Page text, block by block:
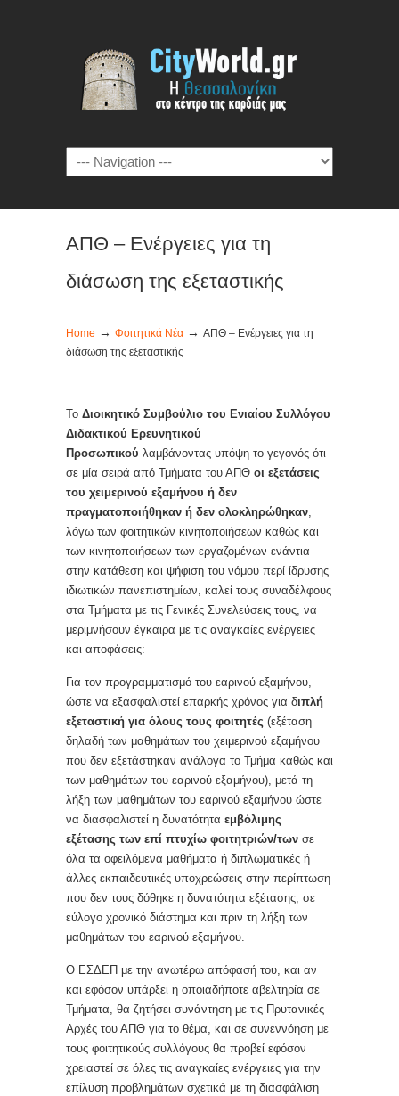
ΑΠΘ – Ενέργειες για τη
διάσωση της εξεταστικής
Home → Φοιτητικά Νέα → ΑΠΘ – Ενέργειες για τη
διάσωση της εξεταστικής
Το Διοικητικό Συμβούλιο του Ενιαίου Συλλόγου
Διδακτικού Ερευνητικού
Προσωπικού λαμβάνοντας υπόψη το γεγονός ότι
σε μία σειρά από Τμήματα του ΑΠΘ οι εξετάσεις
του χειμερινού εξαμήνου ή δεν
πραγματοποιήθηκαν ή δεν ολοκληρώθηκαν,
λόγω των φοιτητικών κινητοποιήσεων καθώς και
των κινητοποιήσεων των εργαζομένων ενάντια
στην κατάθεση και ψήφιση του νόμου περί ίδρυσης
ιδιωτικών πανεπιστημίων, καλεί τους συναδέλφους
στα Τμήματα με τις Γενικές Συνελεύσεις τους, να
μεριμνήσουν έγκαιρα με τις αναγκαίες ενέργειες
και αποφάσεις:
Για τον προγραμματισμό του εαρινού εξαμήνου,
ώστε να εξασφαλιστεί επαρκής χρόνος για διπλή
εξεταστική για όλους τους φοιτητές (εξέταση
δηλαδή των μαθημάτων του χειμερινού εξαμήνου
που δεν εξετάστηκαν ανάλογα το Τμήμα καθώς και
των μαθημάτων του εαρινού εξαμήνου), μετά τη
λήξη των μαθημάτων του εαρινού εξαμήνου ώστε
να διασφαλιστεί η δυνατότητα εμβόλιμης
εξέτασης των επί πτυχίω φοιτητριών/των σε
όλα τα οφειλόμενα μαθήματα ή διπλωματικές ή
άλλες εκπαιδευτικές υποχρεώσεις στην περίπτωση
που δεν τους δόθηκε η δυνατότητα εξέτασης, σε
εύλογο χρονικό διάστημα και πριν τη λήξη των
μαθημάτων του εαρινού εξαμήνου.
Ο ΕΣΔΕΠ με την ανωτέρω απόφασή του, και αν
και εφόσον υπάρξει η οποιαδήποτε αβελτηρία σε
Τμήματα, θα ζητήσει συνάντηση με τις Πρυτανικές
Αρχές του ΑΠΘ για το θέμα, και σε συνεννόηση με
τους φοιτητικούς συλλόγους θα προβεί εφόσον
χρειαστεί σε όλες τις αναγκαίες ενέργειες για την
επίλυση προβλημάτων σχετικά με τη διασφάλιση